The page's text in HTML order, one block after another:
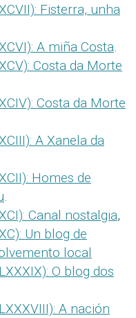
Fisterra, unha
A miña Costa.
Costa da Morte
Costa da Morte
A Xanela da
Homes de
.
Canal nostalgia,
Un blog de
local
O blog dos
A nación